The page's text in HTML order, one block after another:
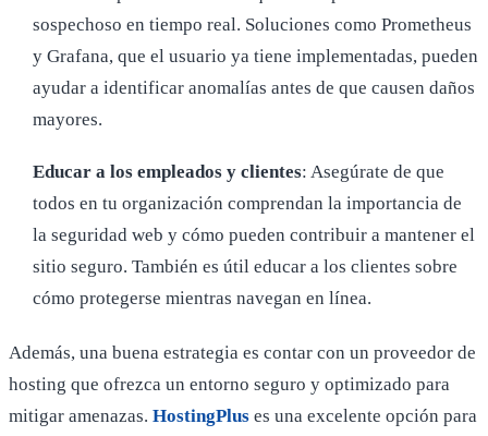
sospechoso en tiempo real. Soluciones como Prometheus
y Grafana, que el usuario ya tiene implementadas, pueden
ayudar a identificar anomalías antes de que causen daños
mayores.
Educar a los empleados y clientes: Asegúrate de que
todos en tu organización comprendan la importancia de
la seguridad web y cómo pueden contribuir a mantener el
sitio seguro. También es útil educar a los clientes sobre
cómo protegerse mientras navegan en línea.
Además, una buena estrategia es contar con un proveedor de
hosting que ofrezca un entorno seguro y optimizado para
mitigar amenazas. HostingPlus es una excelente opción para